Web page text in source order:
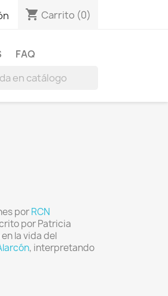
shopping_cart Carrito (0)
FAQ
porRCN
por Patricia
la vida del
, interpretando